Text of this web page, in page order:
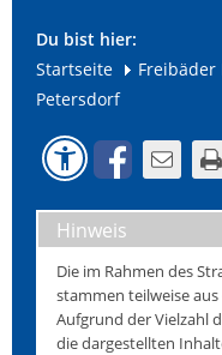
Du bist hier:
Startseite
Petersdorf
Hinweis
Die im Rahmen des
stammen teilweise
Aufgrund der Vielzahl
die dargestellten